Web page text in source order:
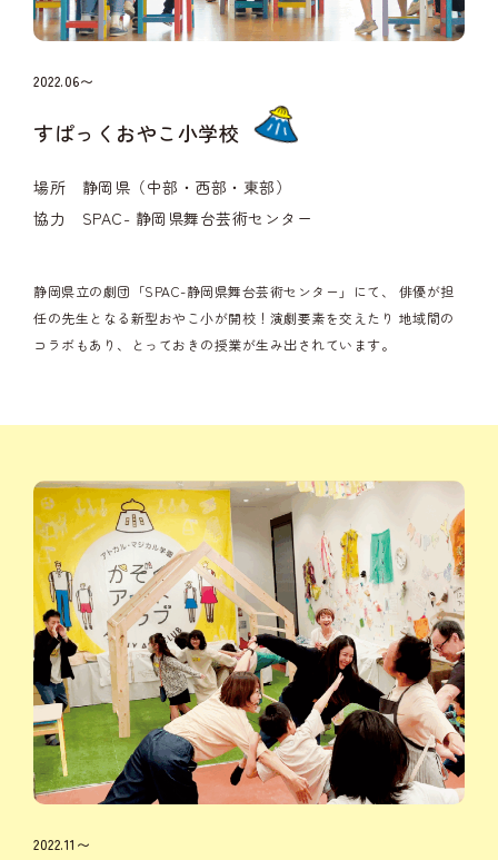
2022.06〜
すぱっくおやこ小学校
場所 静岡県（中部・西部・東部）
協力 SPAC- 静岡県舞台芸術センター
静岡県立の劇団「SPAC-静岡県舞台芸術センター」にて、
俳優が担
任の先生となる新型おやこ小が開校！演劇要素を交えたり 地域間の
コラボもあり、とっておきの授業が生み出されています。
2022.11〜